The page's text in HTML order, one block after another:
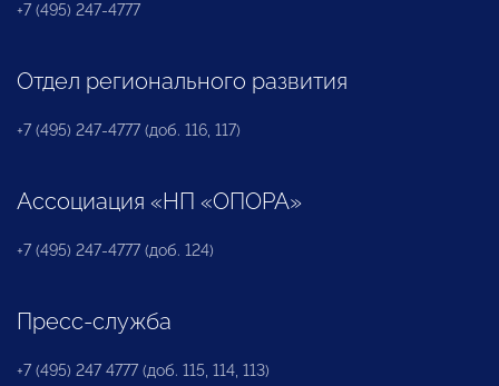
+7 (495) 247-4777
Отдел регионального развития
+7 (495) 247-4777 (доб. 116, 117)
Ассоциация «НП «ОПОРА»
+7 (495) 247-4777 (доб. 124)
Пресс-служба
+7 (495) 247 4777 (доб. 115, 114, 113)